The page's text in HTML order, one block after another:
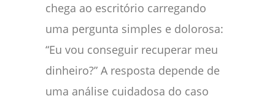
chega ao escritório carregando
uma pergunta simples e dolorosa:
“Eu vou conseguir recuperar meu
dinheiro?” A resposta depende de
uma análise cuidadosa do caso